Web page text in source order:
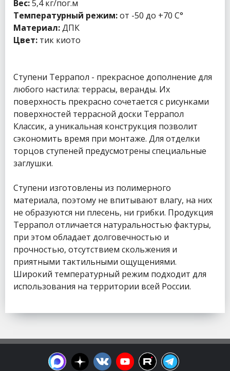
Вес:5,4 кг/пог.м
Температурный режим:от -50 до +70 С°
Материал:ДПК
Цвет: тик киото
Ступени Террапол - прекрасное дополнение для
любого настила: террасы, веранды. Их
поверхность прекрасно сочетается с рисунками
поверхностей террасной доски Террапол
Классик, а уникальная конструкция позволит
сэкономить время при монтаже. Для отделки
торцов ступеней предусмотрены специальные
заглушки.
Ступени изготовлены из полимерного
материала, поэтому не впитывают влагу, на них
не образуются ни плесень, ни грибки. Продукция
Террапол отличается натуральностью фактуры,
при этом обладает долговечностью и
прочностью, отсутствием скольжения и
приятными тактильными ощущениями.
Широкий температурный режим подходит для
использования на территории всей России.